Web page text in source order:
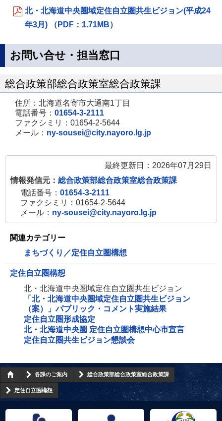
北・北海道中央圏域定住自立圏共生ビジョン(平成24
年3月) （PDF：1.71MB）
お問い合せ・担当窓口
総合政策部総合政策室総合政策課
住所：北海道名寄市大通南1丁目
電話番号： 01654-3-2111
ファクシミリ：01654-2-5644
メール： ny-sousei@city.nayoro.lg.jp
最終更新日：2026年07月29日
情報発信元： 総合政策部総合政策室総合政策課
電話番号： 01654-3-2111
ファクシミリ：01654-2-5644
メール： ny-sousei@city.nayoro.lg.jp
関連カテゴリー
まちづくり／定住自立圏構想
定住自立圏構想
北・北海道中央圏域定住自立圏共生ビジョン
「北・北海道中央圏域定住自立圏共生ビジョン
（案）」パブリック・コメント実施結果
定住自立圏形成協定
北・北海道中央圏 定住自立圏構想中心市宣言
定住自立圏共生ビジョン懇談会
各課のご案内 総合政策部総合政策室総合政策課
定住自立圏構想